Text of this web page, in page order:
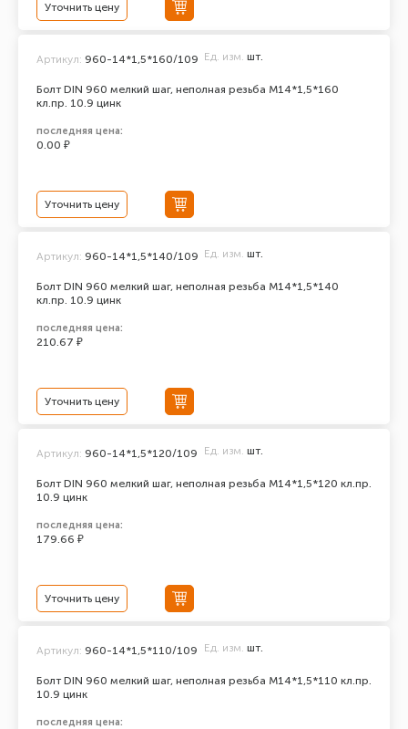
Уточнить цену
Болт DIN 960 мелкий шаг, неполная резьба M14*1,5*160
кл.пр. 10.9 цинк
Артикул: 960-14*1,5*160/109 Ед. изм. шт.
последняя цена:
0.00 ₽
Уточнить цену
Болт DIN 960 мелкий шаг, неполная резьба M14*1,5*140
кл.пр. 10.9 цинк
Артикул: 960-14*1,5*140/109 Ед. изм. шт.
последняя цена:
210.67 ₽
Уточнить цену
Болт DIN 960 мелкий шаг, неполная резьба M14*1,5*120 кл.пр.
10.9 цинк
Артикул: 960-14*1,5*120/109 Ед. изм. шт.
последняя цена:
179.66 ₽
Уточнить цену
Болт DIN 960 мелкий шаг, неполная резьба M14*1,5*110 кл.пр.
10.9 цинк
Артикул: 960-14*1,5*110/109 Ед. изм. шт.
последняя цена: